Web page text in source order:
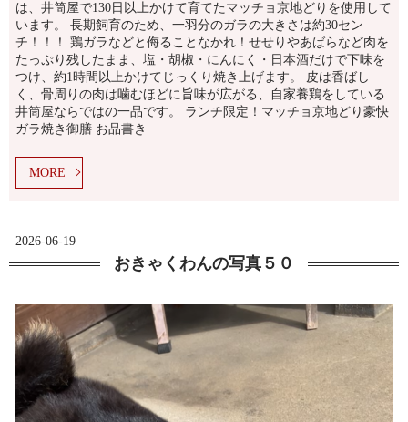
は、井筒屋で130日以上かけて育てたマッチョ京地どりを使用して
います。 長期飼育のため、一羽分のガラの大きさは約30セン
チ！！！ 鶏ガラなどと侮ることなかれ！せせりやあばらなど肉を
たっぷり残したまま、塩・胡椒・にんにく・日本酒だけで下味を
つけ、約1時間以上かけてじっくり焼き上げます。 皮は香ばし
く、骨周りの肉は噛むほどに旨味が広がる、自家養鶏をしている
井筒屋ならではの一品です。 ランチ限定！マッチョ京地どり豪快
ガラ焼き御膳 お品書き
MORE
2026-06-19
おきゃくわんの写真５０